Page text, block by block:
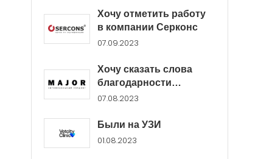
Хочу отметить работу
в компании Серконс
07.09.2023
Хочу сказать слова
благодарности
менеджерам Major...
07.08.2023
Были на УЗИ
01.08.2023